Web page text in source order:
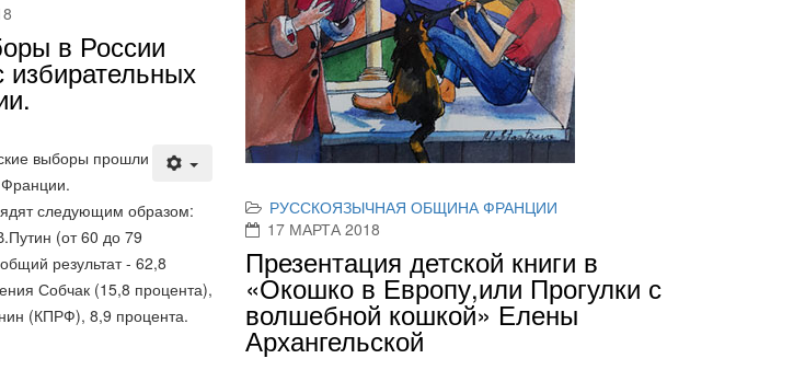
в России
избирательных
выборы прошли
Франции.
следующим образом:
(от 60 до 79
результат - 62,8
Собчак (15,8 процента),
(КПРФ), 8,9 процента.
РУССКОЯЗЫЧНАЯ ОБЩИНА ФРАНЦИИ
17 МАРТА 2018
Презентация детской книги в
волшебной кошкой» Елены
Архангельской
25 марта в 16.00 в Российском духовно-культурном
центре в Париже (1 quai Branly)
Презентация детской книги «Окошко в Европу, или Прогулки